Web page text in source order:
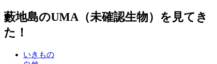
藪地島のUMA（未確認生物）を見てき
た！
いきもの